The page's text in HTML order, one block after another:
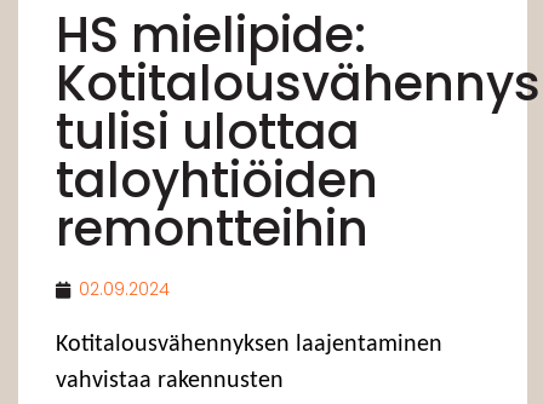
HS mielipide:
Kotitalousvähennys
tulisi ulottaa
taloyhtiöiden
remontteihin
02.09.2024
Kotitalousvähennyksen laajentaminen
vahvistaa rakennusten